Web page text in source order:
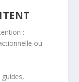
:
ou